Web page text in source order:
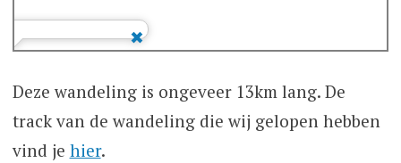
Deze wandeling is ongeveer 13km lang. De
track van de wandeling die wij gelopen hebben
vind je hier.